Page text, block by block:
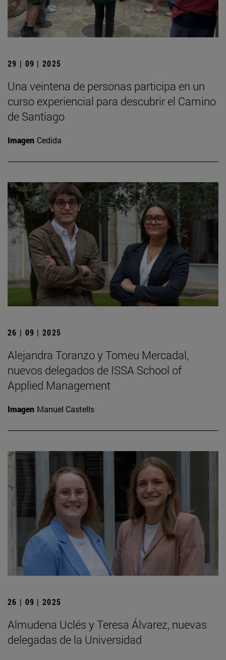
29 | 09 | 2025
Una veintena de personas participa en un
curso experiencial para descubrir el Camino
de Santiago
Imagen Cedida
26 | 09 | 2025
Alejandra Toranzo y Tomeu Mercadal,
nuevos delegados de ISSA School of
Applied Management
Imagen Manuel Castells
26 | 09 | 2025
Almudena Uclés y Teresa Álvarez, nuevas
delegadas de la Universidad